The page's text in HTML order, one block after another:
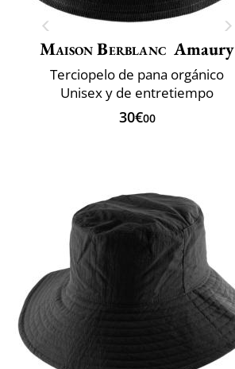
Maison Berblanc Amaury
Terciopelo de pana orgánico
Unisex y de entretiempo
30€00